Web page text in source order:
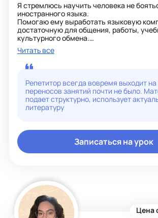
Я стремлюсь научить человека не
иностранного языка.
Помогаю ему выработать языковую
достаточную для общения, работы,
культурного обмена.
Помогаю освоить правильную
азам английской культуры общения,
особенностям английского менталитета.
Почему ученик должен выбрать меня?
Потому что я могу сделать процесс
интересным. Я могу помочь освоить не
и многие аспекты английской и
культуры, помочь с освоением в новой
среде.
Читать все
Репетитор всегда вовремя выходит на
переносов занятий почти не было.
подает структурно, использует
литературу
Записаться на урок
Цена